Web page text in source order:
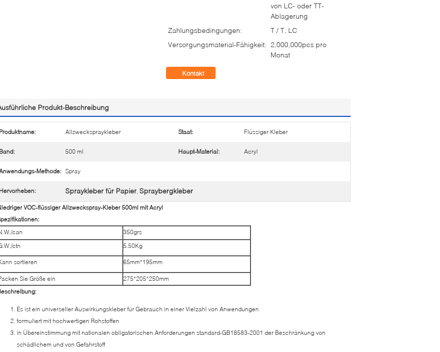
von LC- oder TT-
Ablagerung
Zahlungsbedingungen:
T / T, LC
Versorgungsmaterial-Fähigkeit: 2,000,000pcs pro
Monat
Kontakt
Produkt-Beschreibung
Produktname: Allzweckspraykleber Staat: Flüssiger Kleber
Band: 500 ml Haupt-Material: Acryl
Methode: Spray
Hervorheben: Spraykleber für Papier, Spraybergkleber
VOC-flüssiger Allzweckspray-Kleber 500ml mit Acryl
can
350grs
ctn
5.50Kg
sortieren 65mm*195mm
Sie Größe ein
275*205*250mm
Es ist ein universeller Auswirkungskleber für Gebrauch in einer Vielzahl von Anwendungen
formuliert mit hochwertigen Rohstoffen
in Übereinstimmung mit nationalen obligatorischen Anforderungen standard-GB18583-2001 der Beschränkung von
schädlichem und von Gefahrstoff